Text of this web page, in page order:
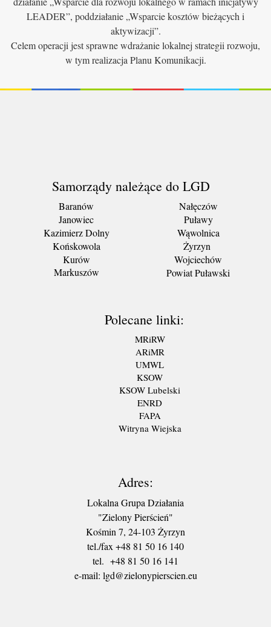
LEADER”, poddziałanie „Wsparcie kosztów bieżących i
aktywizacji”.
Celem operacji jest sprawne wdrażanie lokalnej strategii rozwoju,
w tym realizacja Planu Komunikacji.
Samorządy należące do LGD
Baranów
Janowiec
Kazimierz Dolny
Końskowola
Kurów
Markuszów
Nałęczów
Puławy
Wąwolnica
Żyrzyn
Wojciechów
Powiat Puławski
Polecane linki:
MRiRW
ARiMR
UMWL
KSOW
KSOW Lubelski
ENRD
FAPA
Witryna Wiejska
Adres:
Lokalna Grupa Działania
"Zielony Pierścień"
Kośmin 7, 24-103 Żyrzyn
tel./fax +48 81 50 16 140
tel. +48 81 50 16 141
​e-mail: lgd@zielonypierscien.eu